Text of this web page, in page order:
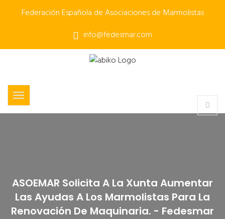
Federación Española de Asociaciones de Marmolistas
info@fedesmar.com
ASOEMAR Solicita A La Xunta Aumentar
Las Ayudas A Los Marmolistas Para La
Renovación De Maquinaria. - Fedesmar